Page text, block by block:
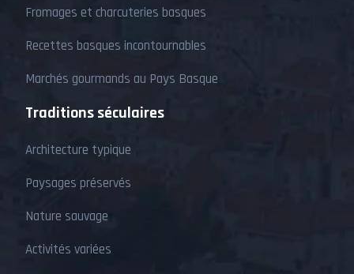
Fromages et charcuteries basques
Recettes basques incontournables
Marchés gourmands au Pays Basque
Traditions séculaires
Architecture typique
Paysages préservés
Nature sauvage
Activités variées